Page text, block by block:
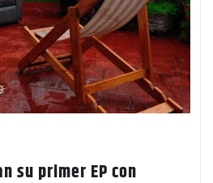
su primer EP con